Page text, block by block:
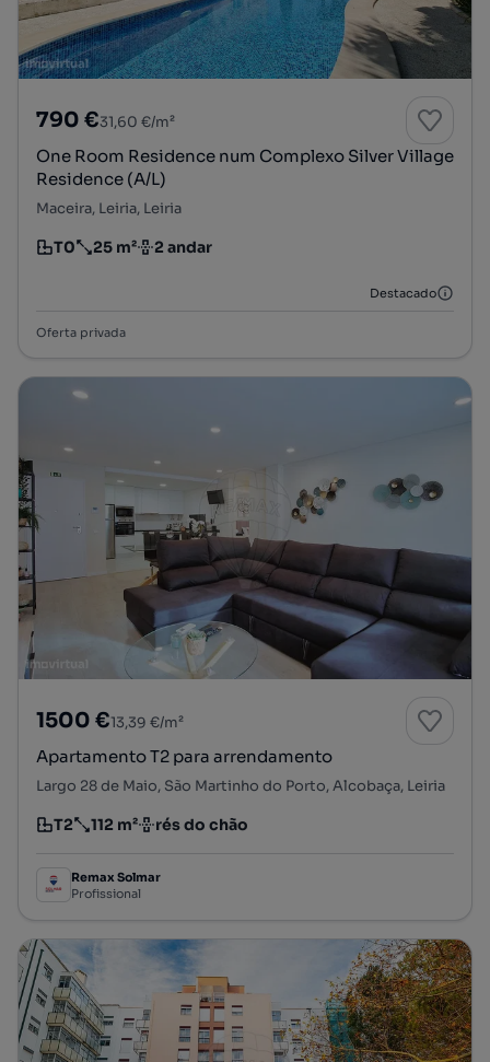
790 €31,60 €/m²
One Room Residence num Complexo Silver Village
Residence (A/L)
Maceira, Leiria, Leiria
Tipologia
T0
Preço por metro quadrado
25 m²
Andar 2 andar
Destacado
Oferta privada
1500 €13,39 €/m²
Apartamento T2 para arrendamento
Largo 28 de Maio, São Martinho do Porto, Alcobaça, Leiria
Tipologia
T2
Preço por metro quadrado
112 m²
Andar rés do chão
Remax Solmar
Profissional